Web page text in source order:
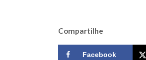
Compartilhe
Facebook